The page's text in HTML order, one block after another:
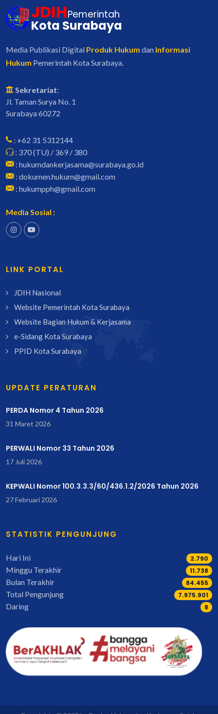
JDIHPemerintah
Kota Surabaya
Media Publikasi Digital Produk Hukum dan Informasi
Hukum Pemerintah Kota Surabaya.
Sekretariat:
Jl. Taman Surya No. 1
Surabaya 60272
: +62 31 5312144
: 370 (TU) / 369 / 380
: hukumdankerjasama@surabaya.go.id
: dokumen.hukum@gmail.com
: hukumpph@gmail.com
Media Sosial :
LINK PORTAL
JDIH Nasional
Website Pemerintah Kota Surabaya
Website Bagian Hukum & Kerjasama
e-Sidang Kota Surabaya
PPID Kota Surabaya
UPDATE PERATURAN
PERDA Nomor 4 Tahun 2026
31 Maret 2026
PERWALI Nomor 33 Tahun 2026
17 Juli 2026
KEPWALI Nomor 100.3.3.3/60/436.1.2/2026 Tahun 2026
27 Februari 2026
STATISTIK PENGUNJUNG
Hari Ini 2.790
Minggu Terakhir 12.186
Bulan Terakhir 87.700
Total Pengunjung 8.282.662
Daring 8